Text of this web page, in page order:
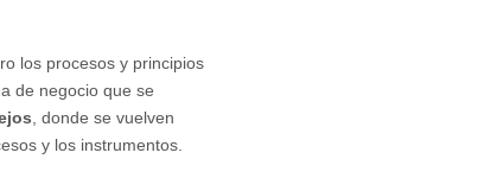
los procesos y principios
de negocio que se
, donde se vuelven
y los instrumentos.